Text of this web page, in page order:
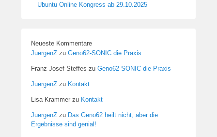
Ubuntu Online Kongress ab 29.10.2025
Neueste Kommentare
JuergenZ zu Geno62-SONIC die Praxis
Franz Josef Steffes zu Geno62-SONIC die Praxis
JuergenZ zu Kontakt
Lisa Krammer zu Kontakt
JuergenZ zu Das Geno62 heilt nicht, aber die
Ergebnisse sind genial!